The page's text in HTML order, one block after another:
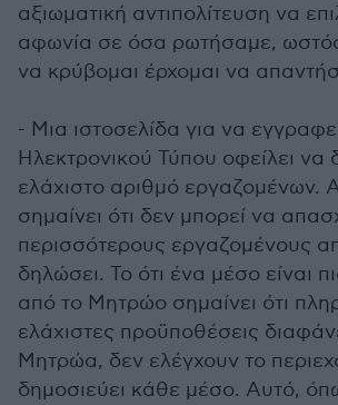
αξιωματική αντιπολίτευση να
αφωνία σε όσα ρωτήσαμε,
να κρύβομαι έρχομαι να
- Μια ιστοσελίδα για να
Ηλεκτρονικού Τύπου οφείλει να
ελάχιστο αριθμό εργαζομένων.
σημαίνει ότι δεν μπορεί να
περισσότερους εργαζομένους
δηλώσει. Το ότι ένα μέσο είναι
από το Μητρώο σημαίνει ότι
ελάχιστες προϋποθέσεις
Μητρώα, δεν ελέγχουν το
δημοσιεύει κάθε μέσο. Αυτό,